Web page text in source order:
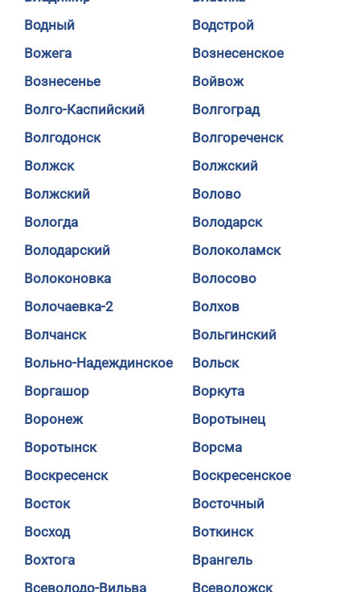
Водный
Водстрой
Вожега
Вознесенское
Вознесенье
Войвож
Волго-Каспийский
Волгоград
Волгодонск
Волгореченск
Волжск
Волжский
Волжский
Волово
Вологда
Володарск
Володарский
Волоколамск
Волоконовка
Волосово
Волочаевка-2
Волхов
Волчанск
Вольгинский
Вольно-Надеждинское
Вольск
Воргашор
Воркута
Воронеж
Воротынец
Воротынск
Ворсма
Воскресенск
Воскресенское
Восток
Восточный
Восход
Воткинск
Вохтога
Врангель
Всеволодо-Вильва
Всеволожск